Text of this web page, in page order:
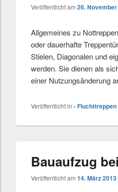
Veröffentlicht am 26.
Allgemeines zu
oder dauerhafte
Stielen, Diagonalen und
werden. Sie dienen als
einer Nutzungsänderung
Veröffentlicht in - Fluchttreppen
Bauaufzug
Veröffentlicht am 14. März 2013